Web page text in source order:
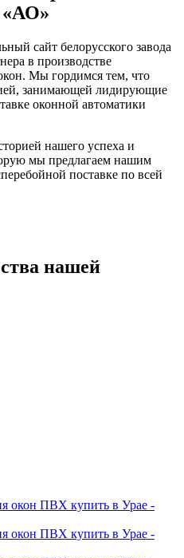
«АО»
сайт белорусского завода
в производстве
Мы гордимся тем, что
занимающей лидирующие
оконной автоматики
нашего успеха и
мы предлагаем нашим
поставке по всей
нашей